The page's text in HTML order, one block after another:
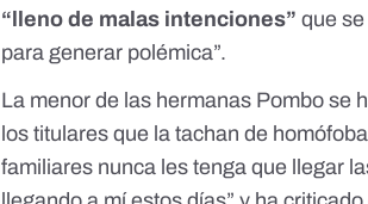
“lleno de malas intenciones” que
para generar polémica”.
La menor de las hermanas Pombo se
los titulares que la tachan de
familiares nunca les tenga que llegar